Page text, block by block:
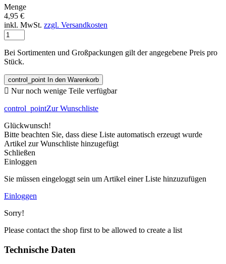
Menge
4,95 €
inkl. MwSt. zzgl. Versandkosten
Bei Sortimenten und Großpackungen gilt der angegebene Preis pro
Stück.
control_point In den Warenkorb
 Nur noch wenige Teile verfügbar
control_pointZur Wunschliste
Glückwunsch!
Bitte beachten Sie, dass diese Liste automatisch erzeugt wurde
Artikel zur Wunschliste hinzugefügt
Schließen
Einloggen
Sie müssen eingeloggt sein um Artikel einer Liste hinzuzufügen
Einloggen
Sorry!
Please contact the shop first to be allowed to create a list
Technische Daten